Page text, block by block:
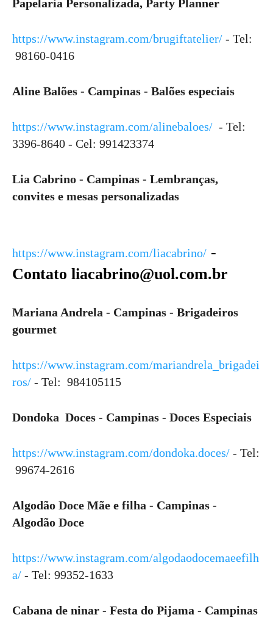
Papelaria Personalizada, Party Planner
https://www.instagram.com/brugiftatelier/ - Tel:
98160-0416
Aline Balões - Campinas - Balões especiais
https://www.instagram.com/alinebaloes/ - Tel:
3396-8640 - Cel: 991423374
Lia Cabrino - Campinas - Lembranças,
convites e mesas personalizadas
https://www.instagram.com/liacabrino/ -
Contato liacabrino@uol.com.br
Mariana Andrela - Campinas - Brigadeiros
gourmet
https://www.instagram.com/mariandrela_brigadei
ros/ - Tel: 984105115
Dondoka Doces - Campinas - Doces Especiais
https://www.instagram.com/dondoka.doces/ - Tel:
99674-2616
Algodão Doce Mãe e filha - Campinas -
Algodão Doce
https://www.instagram.com/algodaodocemaeefilh
a/ - Tel: 99352-1633
Cabana de ninar - Festa do Pijama - Campinas